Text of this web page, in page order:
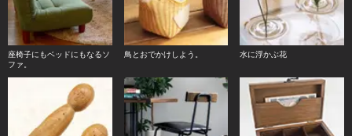
座椅子にもベッドにもなるソ
ファ。
鳥とおでかけしよう。 水に浮かぶ花